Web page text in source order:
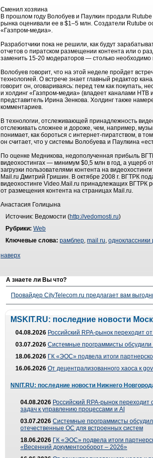
Сменил хозяина
В прошлом году Волобуев и Паулкин продали
рынка оценивали ее в $1–5 млн. Создатели Rutube
«Газпром-медиа».
Разработчики пока не решили, как будут
отчетов о пиратском размещении контента или о
заменить 15-20 модераторов — столько необходимо
Волобуев говорит, что на этой неделе пройдет
технологией. О встрече знает главный редактор
говорит он, оговариваясь: перед тем как покупать,
и холдинг «Газпром-медиа» (владеет каналами НТВ
представитель Ирина Зенкова. Холдинг также
комментариев.
В технологии, отслеживающей принадлежность
отслеживать сложнее и дороже, чем, например,
понимает, как бороться с интернет-пиратством, в
он считает, что у системы Волобуева и Паулкина
По оценке Медникова, недополученная прибыль
видеохостингах — минимум $0,5 млн в год, а ущерб
загрузки пользователями контента на
Mail.ru Дмитрий Гришин. В октябре 2008 г. ВГТРК
видеохостинге Video.Mail.ru принадлежащих ВГТРК
от размещения контента на страницах Mail.ru.
Анастасия Голицына
Источник: Ведомости (http://vedomosti.ru)
Рубрики: Web
Ключевые слова: рамблер, mail ru, одноклассники
наверх
А знаете ли Вы что?
Провайдер CityTelecom.ru предлагает вам
MSKIT.RU: последние новости
04.08.2026 Российский RPA-рынок переходит
03.07.2026 Системные программисты
18.06.2026 ГК «ЭОС» подвела итоги
16.06.2026 От децентрализованного хаоса к
NNIT.RU: последние новости Нижнего
04.08.2026 Российский RPA-рынок переходит
задач к управлению процессами и AI
03.07.2026 Системные программисты
отечественные ОС для встроенных систем
18.06.2026 ГК «ЭОС» подвела итоги
«Весенний документооборот – 2026»